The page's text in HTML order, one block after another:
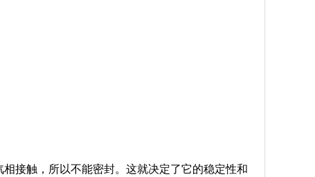
接触，所以不能密封。这就决定了它的稳定性和